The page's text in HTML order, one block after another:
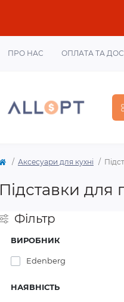
ПРО НАС ОПЛАТА ТА
Аксесуари для кухні
Підставки
Фільтр
ВИРОБНИК
Edenberg
НАЯВНІСТЬ